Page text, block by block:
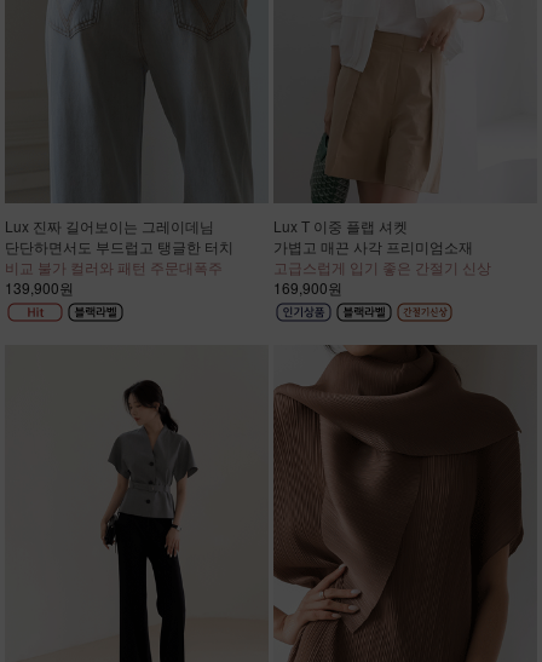
Lux 진짜 길어보이는 그레이데님
단단하면서도 부드럽고 탱글한 터치
비교 불가 컬러와 패턴 주문대폭주
139,900원
Lux T 이중 플랩 셔켓
가볍고 매끈 사각 프리미엄소재
고급스럽게 입기 좋은 간절기 신상
169,900원